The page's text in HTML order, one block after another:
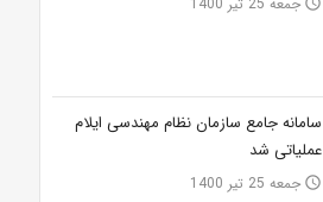
سامانه جامع سازمان نظام مهندسی ایلام
عملیاتی شد
access_time جمعه 25 تیر 1400